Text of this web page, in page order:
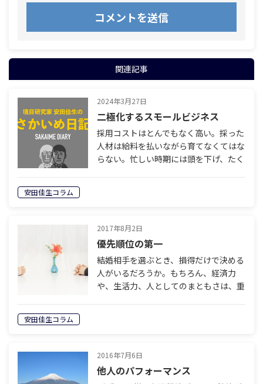
関連記事
2024年3月27日
二極化するスモールビジネス
採用コストはとんでもなく高い。採った
人材は給料を払いながら育てなくてはな
らない。忙しい時期には頭を下げ、たく
安田佳生コラム
2017年8月2日
優先順位の第一
結婚相手を選ぶとき、損得だけで決める
人がいるだろうか。もちろん、経済力
や、生活力、人としてのまともさは、重
安田佳生コラム
2016年7月6日
他人のパフォーマンス